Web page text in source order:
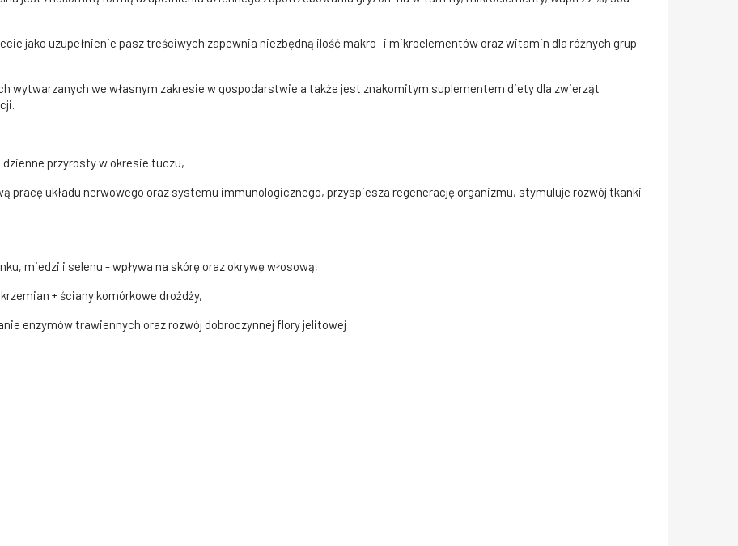
jako uzupełnienie pasz treściwych zapewnia niezbędną ilość makro- i mikroelementów oraz witamin dla różnych grup
wytwarzanych we własnym zakresie w gospodarstwie a także jest znakomitym suplementem diety dla zwierząt
przyrosty w okresie tuczu,
pracę układu nerwowego oraz systemu immunologicznego, przyspiesza regenerację organizmu, stymuluje rozwój tkanki
miedzi i selenu - wpływa na skórę oraz okrywę włosową,
+ ściany komórkowe drożdży,
enzymów trawiennych oraz rozwój dobroczynnej flory jelitowej